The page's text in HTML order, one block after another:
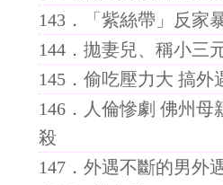
143．
「紫絲帶」反家
144． 拋妻兒、稱小三
145． 偷吃壓力大 搞外
146． 人倫慘劇 佛州母
殺
147． 外遇不斷的男外